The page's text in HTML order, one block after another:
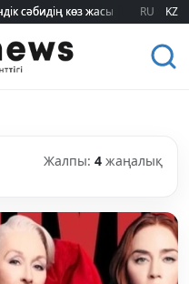
сәбидің көз жасы:
сәбидің көз жасы: RU KZ
Жалпы: 4 жаңалық